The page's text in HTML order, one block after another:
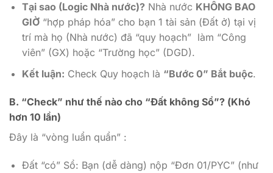
Tại sao (Logic Nhà nước)? Nhà nước KHÔNG BAO
GIỜ“hợp pháp hóa” cho bạn 1 tài sản (Đất ở) tại vị
trí mà họ (Nhà nước) đã “quy hoạch” làm “Công
viên” (GX) hoặc “Trường học” (DGD).
Kết luận: Check Quy hoạch là “Bước 0” Bắt buộc.
B. “Check” như thế nào cho “Đất không Sổ”? (Khó
hơn 10 lần)
Đây là “vòng luẩn quẩn” :
Đất “có” Sổ: Bạn (dễ dàng) nộp “Đơn 01/PYC” (như